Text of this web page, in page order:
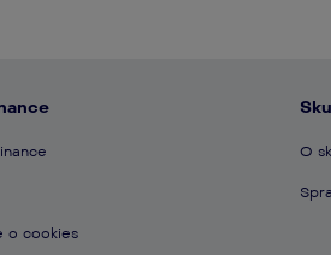
o cookies
O